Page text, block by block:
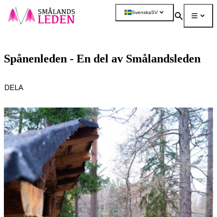
Meny
Mer
SvenskaSV
Sök
Spånenleden - En del av Smålandsleden
DELA
Bildspel
med
bilder